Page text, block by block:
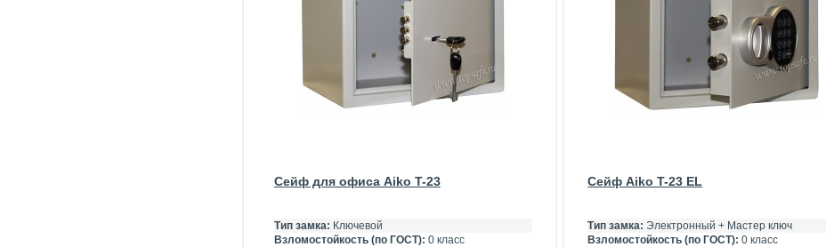
Сейф для офиса Aiko T-23
Тип замка: Ключевой
Взломостойкость (по ГОСТ): 0 класс
Сейф Aiko T-23 EL
Тип замка: Электронный + Мастер ключ
Взломостойкость (по ГОСТ): 0 класс